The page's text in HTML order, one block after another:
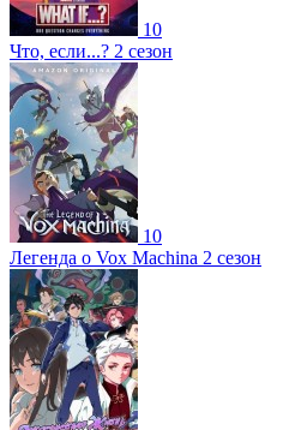
10
Что, если...? 2 сезон
10
Легенда о Vox Machina 2 сезон